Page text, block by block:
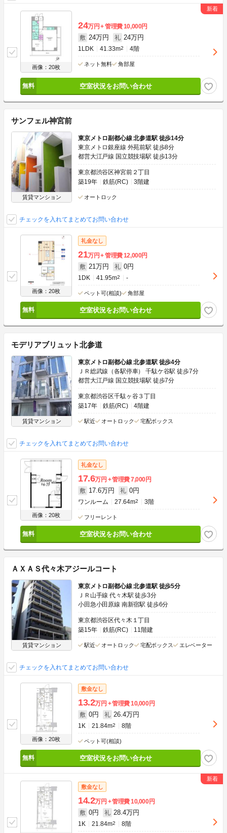
画像：20枚
24万円 管理費10,000円
敷 24万円 礼 24万円
1LDK 41.33m2 4階
ネット無料 角部屋
空室状況をお問い合わせ
サンフェル神宮前
賃貸マンション
東京メトロ副都心線 北参道駅 徒歩14分
東京メトロ銀座線 外苑前駅 徒歩8分
都営大江戸線 国立競技場駅 徒歩13分
東京都渋谷区神宮前２丁目
築19年
鉄筋(RC) 3階建
オートロック
チェックを入れてまとめてお問い合わせ
画像：20枚
礼金なし
21万円 管理費12,000円
敷 21万円 礼 0円
1DK 41.95m2 -
ペット可(相談) 角部屋
空室状況をお問い合わせ
モデリアブリュット北参道
賃貸マンション
東京メトロ副都心線 北参道駅 徒歩4分
ＪＲ総武線（各駅停車） 千駄ケ谷駅 徒歩7分
都営大江戸線 国立競技場駅 徒歩7分
東京都渋谷区千駄ヶ谷３丁目
築17年
鉄筋(RC) 4階建
駅近 オートロック 宅配ボックス
チェックを入れてまとめてお問い合わせ
画像：20枚
礼金なし
17.6万円 管理費7,000円
敷 17.6万円 礼 0円
ワンルーム 27.64m2 3階
フリーレント
空室状況をお問い合わせ
ＡＸＡＳ代々木アジールコート
賃貸マンション
東京メトロ副都心線 北参道駅 徒歩5分
ＪＲ山手線 代々木駅 徒歩3分
小田急小田原線 南新宿駅 徒歩6分
東京都渋谷区代々木１丁目
築15年
鉄筋(RC) 11階建
駅近 オートロック 宅配ボックス エレベーター
チェックを入れてまとめてお問い合わせ
画像：20枚
敷金なし
13.2万円 管理費10,000円
敷 0円 礼 26.4万円
1K 21.84m2 8階
ペット可(相談)
空室状況をお問い合わせ
敷金なし
14.2万円 管理費10,000円
敷 0円 礼 28.4万円
1K 21.84m2 8階